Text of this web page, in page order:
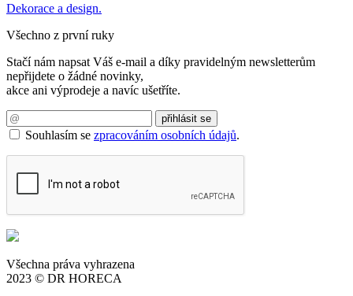
Dekorace a design.
Všechno z první ruky
Stačí nám napsat Váš e-mail a díky pravidelným newsletterům
nepřijdete o žádné novinky,
akce ani výprodeje a navíc ušetříte.
Souhlasím se zpracováním osobních údajů.
Všechna práva vyhrazena
2023 © DR HORECA